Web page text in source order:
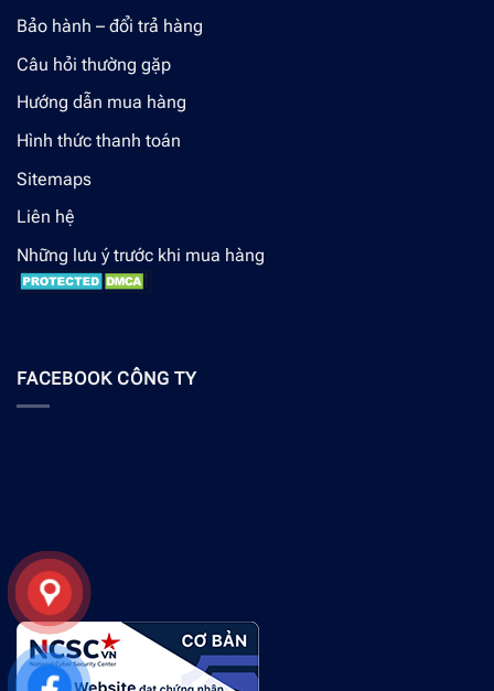
Bảo hành – đổi trả hàng
Câu hỏi thường gặp
Hướng dẫn mua hàng
Hình thức thanh toán
Sitemaps
Liên hệ
Những lưu ý trước khi mua hàng
FACEBOOK CÔNG TY